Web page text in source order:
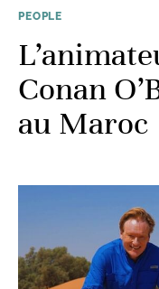
PEOPLE
Conan
au Maroc